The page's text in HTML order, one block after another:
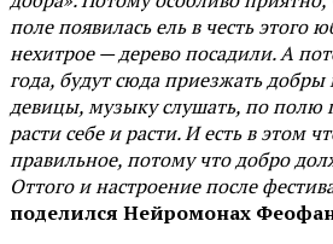
поле появилась ель в честь этого
нехитрое — дерево посадили. А
года, будут сюда приезжать
девицы, музыку слушать, по полю
расти себе и расти. И есть в этом
правильное, потому что добро
Оттого и настроение после
поделился Нейромонах